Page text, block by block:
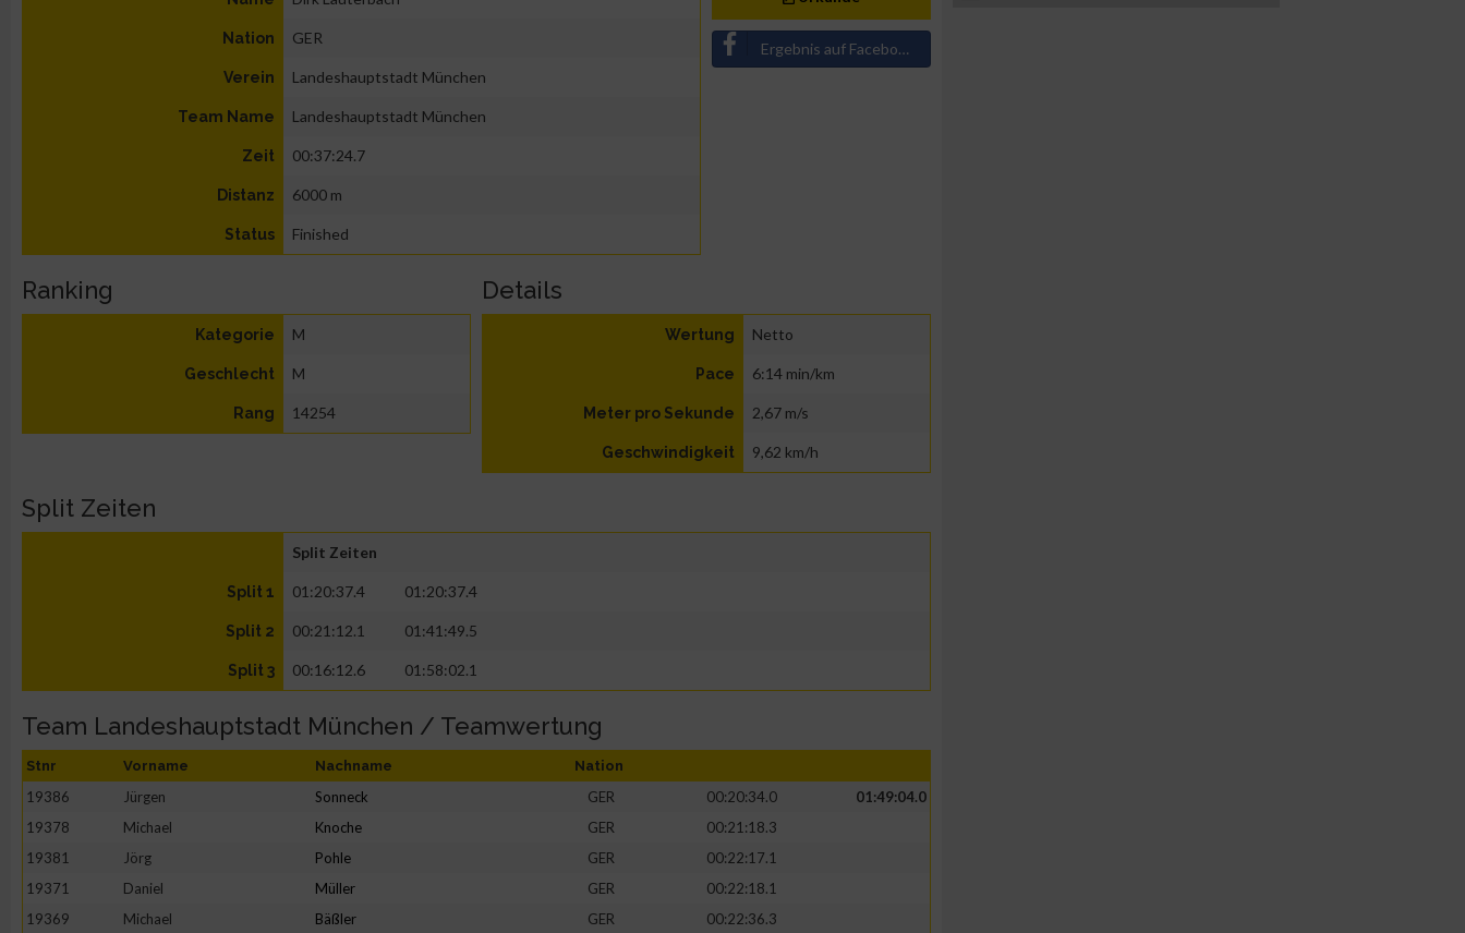
Nation GER
Verein Landeshauptstadt München
Team Name Landeshauptstadt München
Zeit 00:37:24.7
Distanz 6000 m
Status Finished
Ergebnis auf Facebook teilen
Ranking
Kategorie M
Geschlecht M
Rang 14254
Details
Wertung Netto
Pace 6:14 min/km
Meter pro Sekunde 2,67 m/s
Geschwindigkeit 9,62 km/h
Split Zeiten
Split Zeiten
Split 1 01:20:37.4 01:20:37.4
Split 2 00:21:12.1 01:41:49.5
Split 3 00:16:12.6 01:58:02.1
Team Landeshauptstadt München / Teamwertung
Stnr Vorname Nachname Nation
19386 Jürgen Sonneck GER 00:20:34.0
01:49:04.0
19378
Michael Knoche GER
00:21:18.3
19381
Jörg Pohle GER
00:22:17.1
19371
Daniel Müller GER
00:22:18.1
19369
Michael Bäßler GER
00:22:36.3